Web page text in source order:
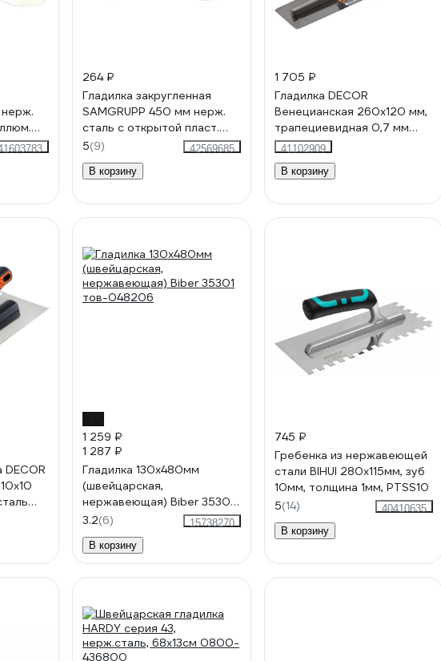
для
265
264 ₽
Гладилка закругленная
SAMGRUPP 450 мм нерж.
сталь с открытой пласт.
ручкой DEKOR DEK-266
5(9)
42569685
В корзину
1 705 ₽
Гладилка DECOR
Венецианская 260х120 мм,
трапециевидная 0,7 мм
620-300 11615025
41102909
В корзину
DECOR
1 259 ₽
1 287 ₽
Гладилка 130х480мм
(швейцарская,
нержавеющая) Biber 35301
тов-048206
3.2(6)
15738270
В корзину
745 ₽
Гребенка из нержавеющей
стали BIHUI 280х115мм, зуб
10мм, толщина 1мм, PTSS10
5(14)
40410635
В корзину